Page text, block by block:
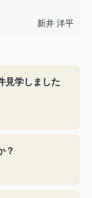
新井 洋平
見学しました
？